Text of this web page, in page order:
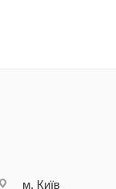
м. Київ